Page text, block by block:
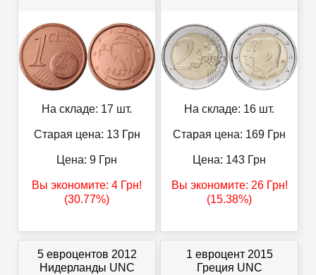
На складе: 17 шт.
Старая цена: 13Грн
Цена: 9 Грн
Вы экономите: 4 Грн!
(30.77%)
На складе: 16 шт.
Старая цена: 169 Грн
Цена: 143 Грн
Вы экономите: 26Грн!
(15.38%)
5 евроцентов 2012
Нидерланды UNC
1 евроцент 2015
Греция UNC